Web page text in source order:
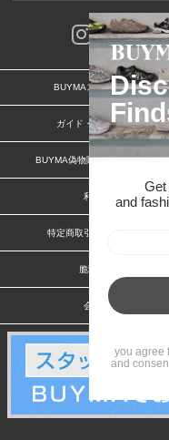
BUYMAスタートガイド
ガイド・お問い合わせ
BUYMA偽物販売防止の取り組み
利用規約
特定商取引法に関する表記
脆弱性報告
会社案内